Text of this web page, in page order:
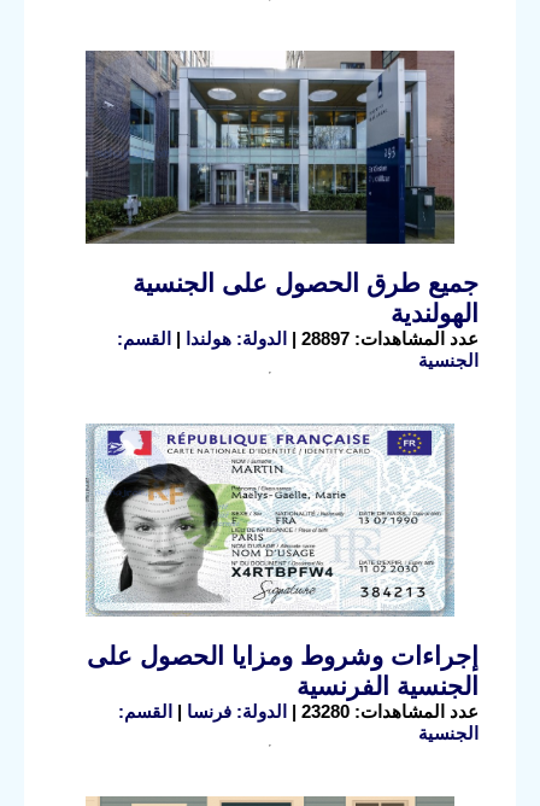
جميع طرق الحصول على الجنسية
الهولندية
عدد المشاهدات: 28897 | الدولة: هولندا | القسم:
الجنسية
إجراءات وشروط ومزايا الحصول على
الجنسية الفرنسية
عدد المشاهدات: 23280 | الدولة: فرنسا | القسم:
الجنسية